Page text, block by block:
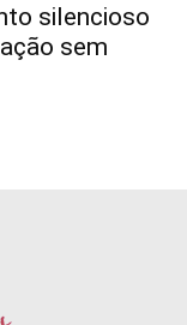
silencioso
sem